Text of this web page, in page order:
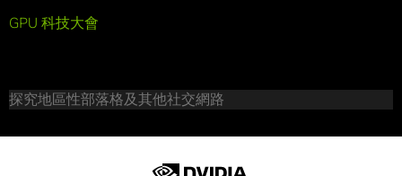
GPU 科技大會
探究地區性部落格及其他社交網路